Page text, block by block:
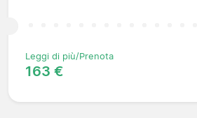
Leggi di più/Prenota
163 €